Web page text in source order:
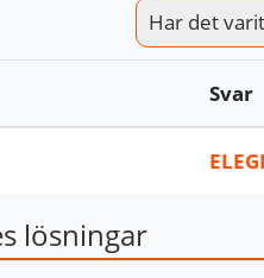
Har det
Svar
ELEGI
lösningar